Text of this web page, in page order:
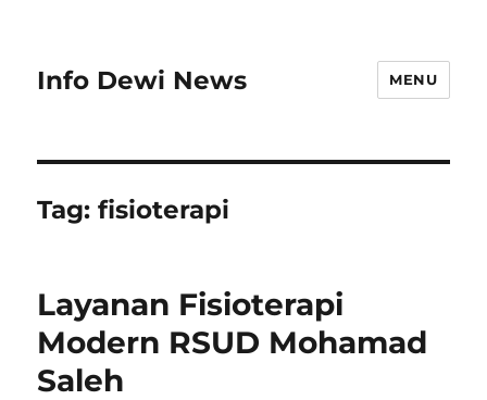
Info Dewi News MENU
Tag:fisioterapi
Layanan Fisioterapi
Modern RSUD Mohamad
Saleh